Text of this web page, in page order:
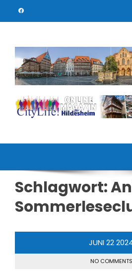
Schlagwort:
JUNI22
NO COMMENTS